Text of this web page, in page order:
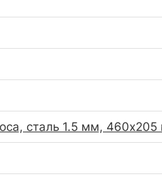
сталь 1.5 мм,